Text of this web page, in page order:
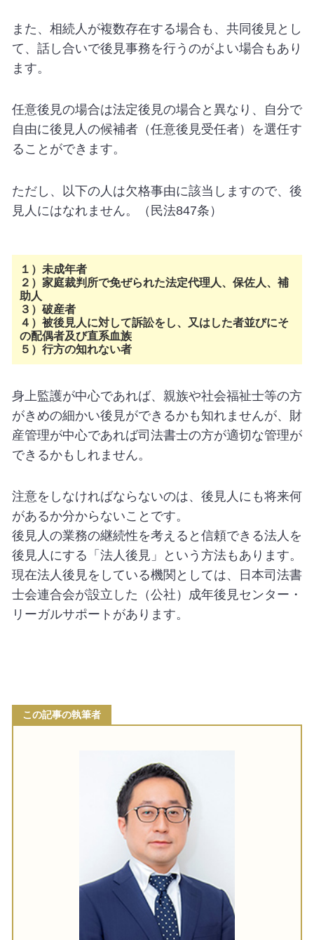
また、相続人が複数存在する場合も、共同後見とし
て、話し合いで後見事務を行うのがよい場合もあり
ます。
任意後見の場合は法定後見の場合と異なり、自分で
自由に後見人の候補者（任意後見受任者）を選任す
ることができます。
ただし、以下の人は欠格事由に該当しますので、後
見人にはなれません。（民法847条）
１）未成年者
２）家庭裁判所で免ぜられた法定代理人、保佐人、補
助人
３）破産者
４）被後見人に対して訴訟をし、又はした者並びにそ
の配偶者及び直系血族
５）行方の知れない者
身上監護が中心であれば、親族や社会福祉士等の方
がきめの細かい後見ができるかも知れませんが、財
産管理が中心であれば司法書士の方が適切な管理が
できるかもしれません。
注意をしなければならないのは、後見人にも将来何
があるか分からないことです。
後見人の業務の継続性を考えると信頼できる法人を
後見人にする「法人後見」という方法もあります。
現在法人後見をしている機関としては、日本司法書
士会連合会が設立した（公社）成年後見センター・
リーガルサポートがあります。
この記事の執筆者